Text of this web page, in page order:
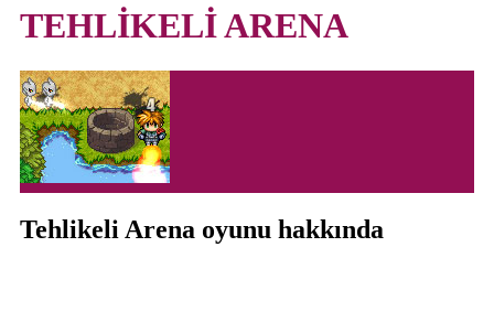
TEHLİKELİ ARENA
Tehlikeli Arena oyunu hakkında